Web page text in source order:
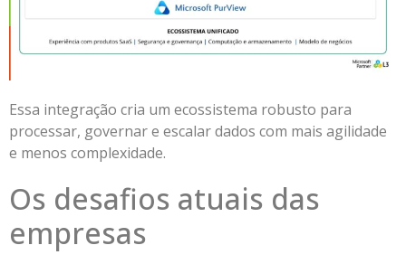
Essa integração cria um ecossistema robusto para
processar, governar e escalar dados com mais agilidade
e menos complexidade.
Os desafios atuais das
empresas